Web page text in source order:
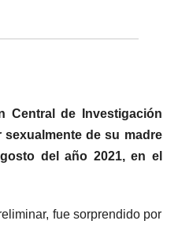
Central de Investigación
de su madre
del año 2021, en el
fue sorprendido por